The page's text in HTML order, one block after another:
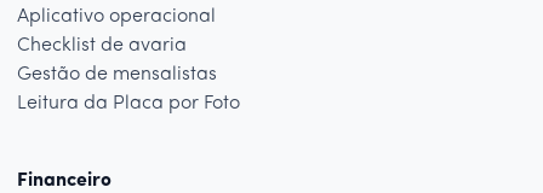
Aplicativo operacional
Checklist de avaria
Gestão de mensalistas
Leitura da Placa por Foto
Financeiro